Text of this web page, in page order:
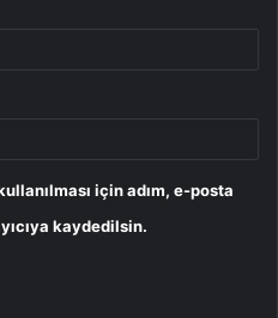
için adım, e-posta
kaydedilsin.